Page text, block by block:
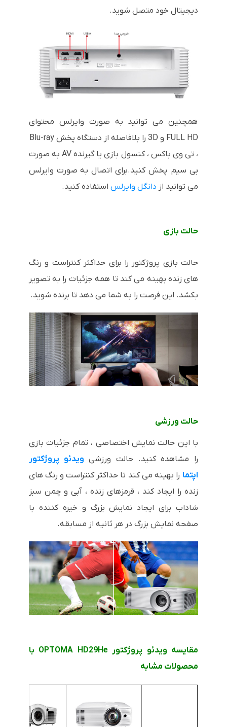
دیجیتال خود متصل شوید.
همچنین می توانید به صورت وایرلس محتوای
، تی وی باکس ، کنسول بازی یا گیرنده AV به صورت
بی سیم پخش کنید.برای اتصال به صورت وایرلس
می توانید از دانگل وایرلساستفاده کنید.
حالت بازی
حالت بازی پروژکتور را برای حداکثر کنتراست و رنگ
های زنده بهینه می کند تا همه جزئیات را به تصویر
بکشد. این فرصت را به شما می دهد تا برنده شوید.
حالت ورزشی
با این حالت نمایش اختصاصی ، تمام جزئیات بازی
را مشاهده کنید. حالت ورزشی ویدئو پروژکتور
اپتما را بهینه می کند تا حداکثر کنتراست و رنگ های
زنده را ایجاد کند ، قرمزهای زنده ، آبی و چمن سبز
شاداب برای ایجاد نمایش بزرگ و خیره کننده با
صفحه نمایش بزرگ در هر ثانیه از مسابقه.
مقایسه ویدئو پروژکتور OPTOMA HD29He با
محصولات مشابه